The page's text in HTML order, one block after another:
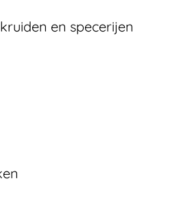
en specerijen